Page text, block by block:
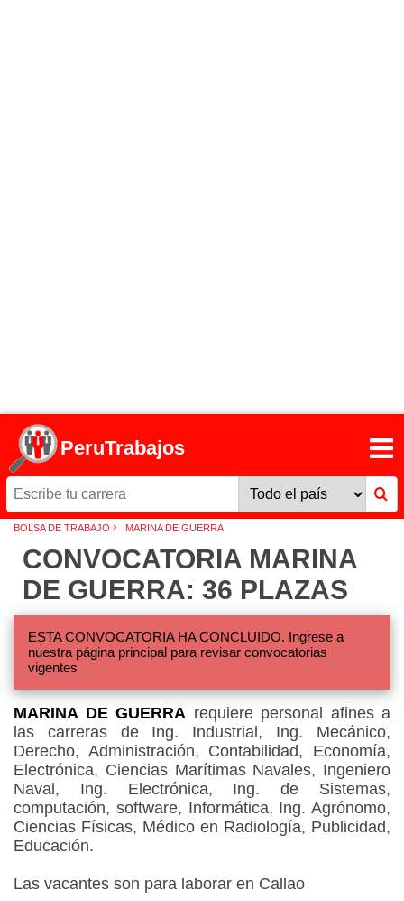
PeruTrabajos
BOLSA DE TRABAJO › MARINA DE GUERRA
CONVOCATORIA MARINA
DE GUERRA: 36 PLAZAS
ESTA CONVOCATORIA HA CONCLUIDO. Ingrese a
nuestra página principal para revisar convocatorias
vigentes
MARINA DE GUERRA requiere personal afines a
las carreras de Ing. Industrial, Ing. Mecánico,
Derecho, Administración, Contabilidad, Economía,
Electrónica, Ciencias Marítimas Navales, Ingeniero
Naval, Ing. Electrónica, Ing. de Sistemas,
computación, software, Informática, Ing. Agrónomo,
Ciencias Físicas, Médico en Radiología, Publicidad,
Educación.
Las vacantes son para laborar en Callao